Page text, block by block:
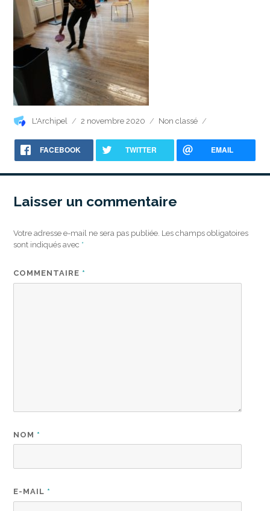
Auteur
L'Archipel
Publié
2 novembre 2020 Catégories
Non classé
FACEBOOK TWITTER EMAIL
Laisser un commentaire
Votre adresse e-mail ne sera pas publiée. Les champs obligatoires
sont indiqués avec *
COMMENTAIRE *
NOM *
E-MAIL *